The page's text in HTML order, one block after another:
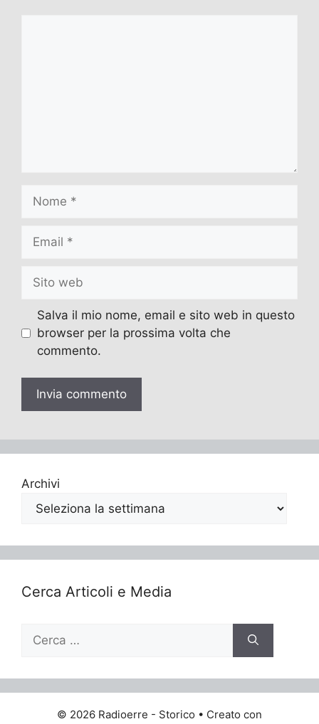
web
Salva il mio nome, email e sito web in questo
browser per la prossima volta che
commento.
Archivi
Cerca Articoli e Media
Ricerca
© 2026 Radioerre - Storico • Creato con